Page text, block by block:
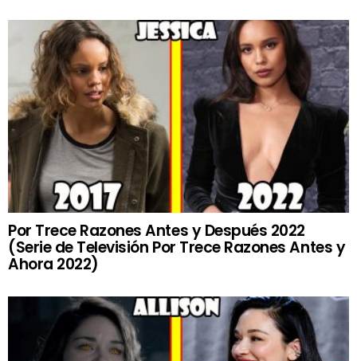
Por Trece Razones Antes y Después 2022
(Serie de Televisión Por Trece Razones Antes y
Ahora 2022)